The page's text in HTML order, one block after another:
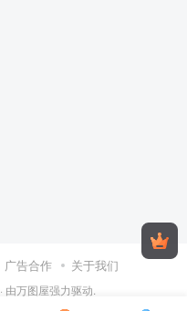
广告合作 关于我们
· 由万图屋强力驱动.